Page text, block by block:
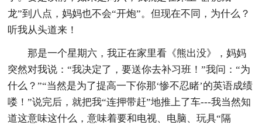
龙”到八点，妈妈也不会“开炮”。但现在不同，为什么？
听我从头道来！
那是一个星期六，我正在家里看《熊出没》，妈妈
突然对我说：“我决定了，要送你去补习班！”我问：“为
什么？”“当然是为了提高一下你那‘惨不忍睹’的英语成绩
喽！”说完后，就把我“连押带赶”地推上了车---我当然知
道这意味这什么，意味着要和电视、电脑、玩具“隔